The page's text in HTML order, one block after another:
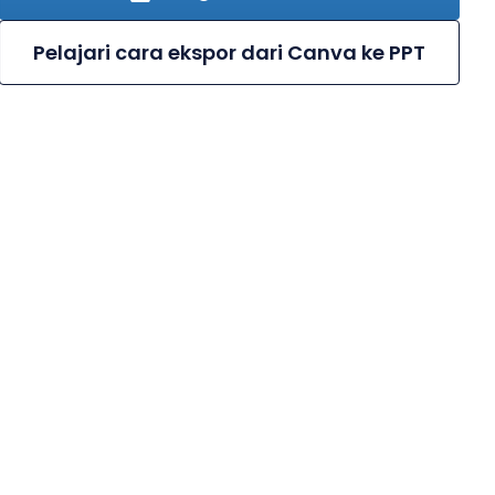
Pelajari cara ekspor dari Canva ke PPT